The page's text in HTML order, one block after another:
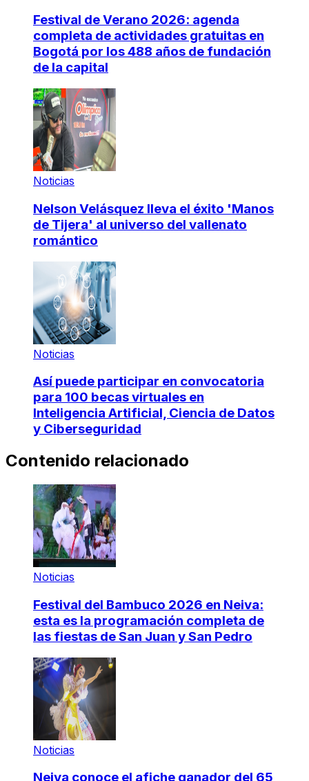
Festival de Verano 2026: agenda
completa de actividades gratuitas en
Bogotá por los 488 años de fundación
de la capital
Noticias
Nelson Velásquez lleva el éxito 'Manos
de Tijera' al universo del vallenato
romántico
Noticias
Así puede participar en convocatoria
para 100 becas virtuales en
Inteligencia Artificial, Ciencia de Datos
y Ciberseguridad
Contenido relacionado
Noticias
Festival del Bambuco 2026 en Neiva:
esta es la programación completa de
las fiestas de San Juan y San Pedro
Noticias
Neiva conoce el afiche ganador del 65